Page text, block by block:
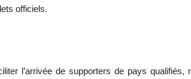
officiels.
l’arrivée de supporters de pays qualifiés,